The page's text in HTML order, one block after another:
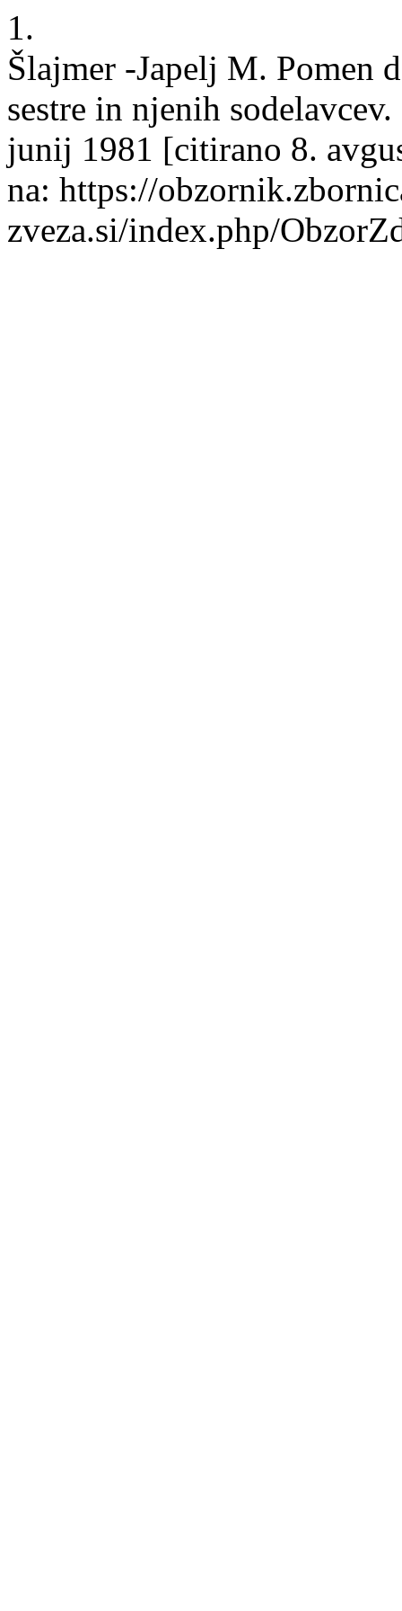
1.
Šlajmer -Japelj M. Pomen
sestre in njenih
junij 1981 [citirano 8.
na: https://
zveza.si/index.php/